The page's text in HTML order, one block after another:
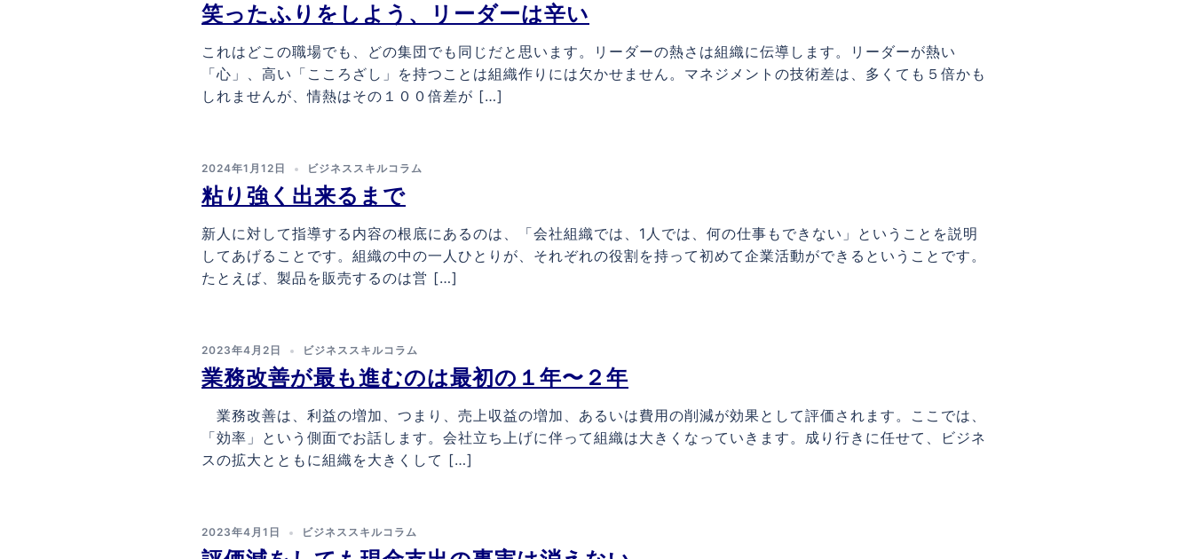
笑ったふりをしよう、リーダーは辛い
これはどこの職場でも、どの集団でも同じだと思います。リーダーの熱さは組織に伝導します。リーダーが熱い
「心」、高い「こころざし」を持つことは組織作りには欠かせません。マネジメントの技術差は、多くても５倍かも
しれませんが、情熱はその１００倍差が […]
2024年1月12日 ビジネススキルコラム
粘り強く出来るまで
新人に対して指導する内容の根底にあるのは、「会社組織では、1人では、何の仕事もできない」ということを説明
してあげることです。組織の中の一人ひとりが、それぞれの役割を持って初めて企業活動ができるということです。
たとえば、製品を販売するのは営 […]
2023年4月2日 ビジネススキルコラム
業務改善が最も進むのは最初の１年〜２年
業務改善は、利益の増加、つまり、売上収益の増加、あるいは費用の削減が効果として評価されます。ここでは、
「効率」という側面でお話します。会社立ち上げに伴って組織は大きくなっていきます。成り行きに任せて、ビジネ
スの拡大とともに組織を大きくして […]
2023年4月1日 ビジネススキルコラム